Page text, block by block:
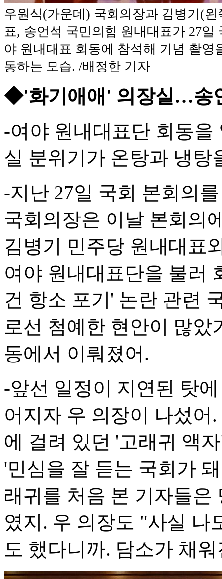
우원식(가운데) 국회의장과 김병기(
표, 송언석 국민의힘 원내대표가 27일
야 원내대표 회동에 참석해 기념 촬영
동하는 모습. /배정한 기자
◆'화기애애' 의장실…송
-여야 원내대표단 회동
실 분위기가 온탕과 냉탕
-지난 27일 국회 본회의
국회의장은 이날 본회의
김병기 민주당 원내대표
여야 원내대표단을 불러
건 항소 포기' 논란 관련
로선 첨예한 현안이 많았
동에서 이뤄졌어.
-앞선 일정이 지연된 탓
어지자 우 의장이 나섰어
에 걸려 있던 '고래귀 액
'민심을 잘 듣는 국회가
래귀를 처음 본 기자들은
였지. 우 의장도 "사실 나
도 했다니까. 담소가 채